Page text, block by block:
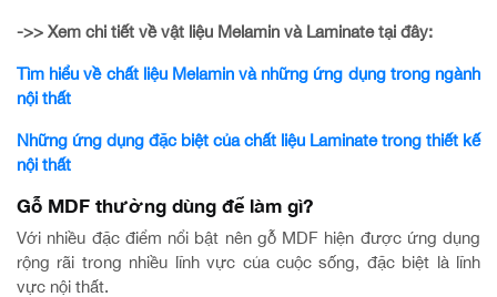
->> Xem chi tiết về vật liệu Melamin và Laminate tại đây:
Tìm hiểu về chất liệu Melamin và những ứng dụng trong ngành
nội thất
Những ứng dụng đặc biệt của chất liệu Laminate trong thiết kế
nội thất
Gỗ MDF thường dùng để làm gì?
Với nhiều đặc điểm nổi bật nên gỗ MDF hiện được ứng dụng
rộng rãi trong nhiều lĩnh vực của cuộc sống, đặc biệt là lĩnh
vực nội thất.